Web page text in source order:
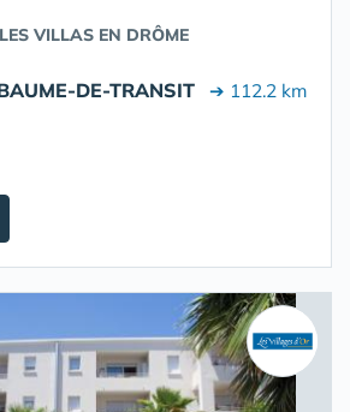
VILLAS EN DRÔME
DE-TRANSIT ➔ 112.2 km